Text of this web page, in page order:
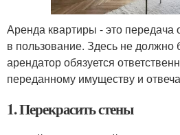
Аренда квартиры - это передача
в пользование. Здесь не должно
арендатор обязуется
переданному имуществу и
1. Перекрасить стены